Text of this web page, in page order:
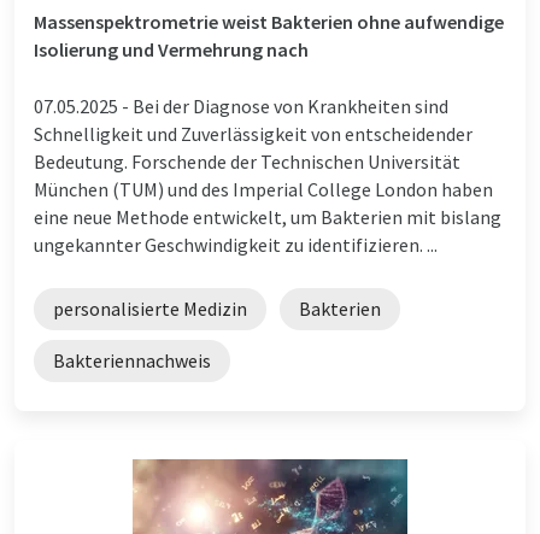
Massenspektrometrie weist Bakterien ohne aufwendige
Isolierung und Vermehrung nach
07.05.2025 - Bei der Diagnose von Krankheiten sind
Schnelligkeit und Zuverlässigkeit von entscheidender
Bedeutung. Forschende der Technischen Universität
München (TUM) und des Imperial College London haben
eine neue Methode entwickelt, um Bakterien mit bislang
ungekannter Geschwindigkeit zu identifizieren. ...
personalisierte Medizin Bakterien
Bakteriennachweis